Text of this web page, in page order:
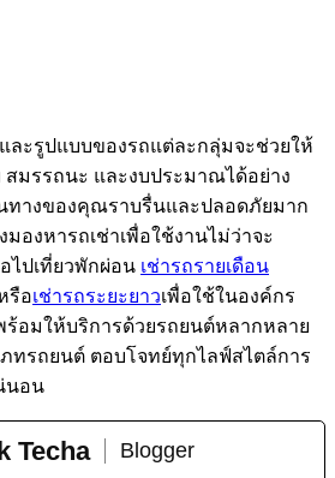
ละรูปแบบของรถแต่ละกลุ่มจะช่วยให้
มรรถนะ และงบประมาณได้อย่าง
ทางของคุณราบรื่นและปลอดภัยมาก
องหารถเช่าเพื่อใช้งานไม่ว่าจะ
อไปเที่ยวพักผ่อน เช่ารถรายเดือน
รือเช่ารถระยะยาวเพื่อใช้ในองค์กร
ร้อมให้บริการด้วยรถยนต์หลากหลาย
ทรถยนต์ ตอบโจทย์ทุกไลฟ์สไตล์การ
นอน
Techa Blogger